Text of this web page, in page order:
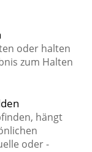
oder halten
zum Halten
hängt
oder -